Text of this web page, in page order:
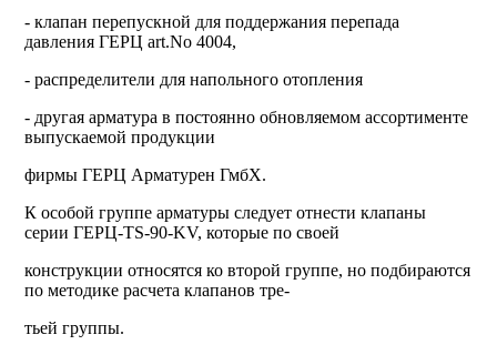
- клапан перепускной для поддержания перепада
давления ГЕРЦ art.No 4004,
- распределители для напольного отопления
- другая арматура в постоянно обновляемом ассортименте
выпускаемой продукции
фирмы ГЕРЦ Арматурен ГмбХ.
К особой группе арматуры следует отнести клапаны
серии ГЕРЦ-TS-90-KV, которые по своей
конструкции относятся ко второй группе, но подбираются
по методике расчета клапанов тре-
тьей группы.